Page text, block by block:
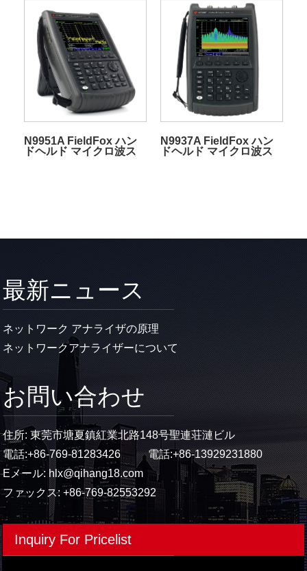
N9951A FieldFox ハン
ドヘルド マイクロ波ス
N9937A FieldFox ハン
ドヘルド マイクロ波ス
最新ニュース
ネットワーク アナライザの原理
ネットワークアナライザーについて
お問い合わせ
住所: 東莞市塘夏鎮紅業北路148号聖連荘漣ビル
電話:+86-769-81283426 電話:+86-13929231880
Eメール: hlx@qihang18.com
ファックス: +86-769-82553292
Inquiry For Pricelist